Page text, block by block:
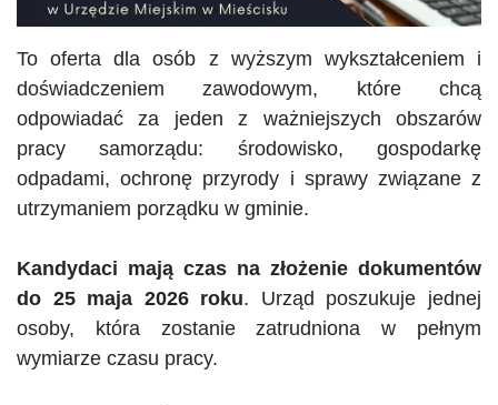
To oferta dla osób z wyższym wykształceniem i
doświadczeniem zawodowym, które chcą
odpowiadać za jeden z ważniejszych obszarów
pracy samorządu: środowisko, gospodarkę
odpadami, ochronę przyrody i sprawy związane z
utrzymaniem porządku w gminie.
Kandydaci mają czas na złożenie dokumentów
do 25 maja 2026 roku. Urząd poszukuje jednej
osoby, która zostanie zatrudniona w pełnym
wymiarze czasu pracy.